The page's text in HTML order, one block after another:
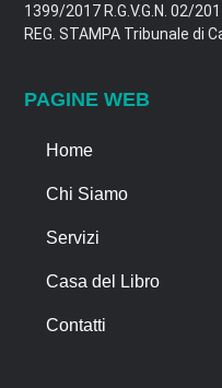
1399/2017 R.G.V.G.N. 02/
REG. STAMPA Tribunale di
PAGINE WEB
Home
Chi Siamo
Servizi
Casa del Libro
Contatti